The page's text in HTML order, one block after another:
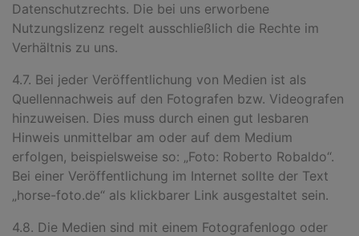
Datenschutzrechts. Die bei uns erworbene
Nutzungslizenz regelt ausschließlich die Rechte im
Verhältnis zu uns.
4.7. Bei jeder Veröffentlichung von Medien ist als
Quellennachweis auf den Fotografen bzw. Videografen
hinzuweisen. Dies muss durch einen gut lesbaren
Hinweis unmittelbar am oder auf dem Medium
erfolgen, beispielsweise so: „Foto: Roberto Robaldo“.
Bei einer Veröffentlichung im Internet sollte der Text
„horse-foto.de“ als klickbarer Link ausgestaltet sein.
4.8. Die Medien sind mit einem Fotografenlogo oder